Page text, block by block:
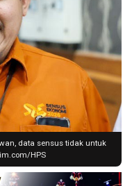
data sensus tidak untuk
HPS